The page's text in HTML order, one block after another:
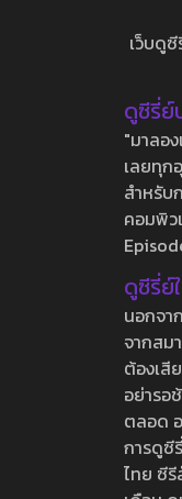
เว็บดู
ดูซีรี่ย์
"มาลอ
เลยทุก
สำหรับ
คอมพิว
ดูซีรี่ย์
นอกจา
จากสม
ต้องเสี
อย่ารอ
ตลอด
การดูซี
ไทย ซี